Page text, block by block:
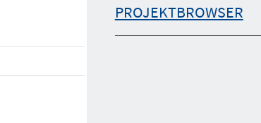
PROJEKTBROWSER